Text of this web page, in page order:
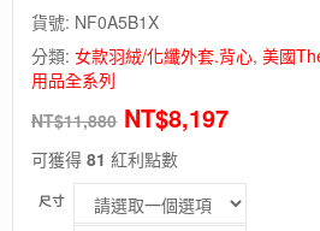
貨號: NF0A5B1X
分類: 女款羽絨/化纖外套.背心, 美國
用品全系列
NT$11,880 NT$8,197
可獲得 81 紅利點數
尺寸